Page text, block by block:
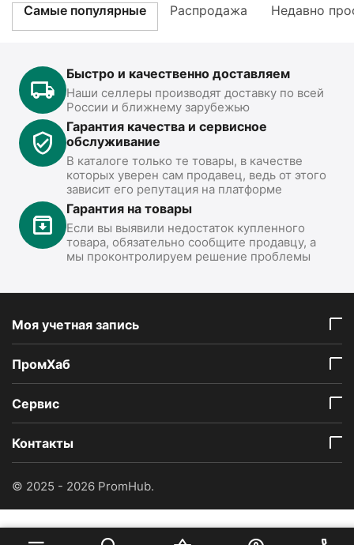
Самые популярные Распродажа Недавно
Быстро и качественно доставляем
Наши селлеры производят доставку по всей
России и ближнему зарубежью
Гарантия качества и сервисное
обслуживание
В каталоге только те товары, в качестве
которых уверен сам продавец, ведь от этого
зависит его репутация на платформе
Гарантия на товары
Если вы выявили недостаток купленного
товара, обязательно сообщите продавцу, а
мы проконтролируем решение проблемы
Моя учетная запись
ПромХаб
Сервис
Контакты
© 2025 - 2026 PromHub.